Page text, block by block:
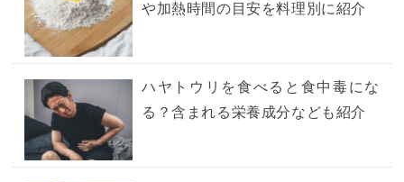
や加熱時間の目安を料理別に紹介
ハヤトウリを食べると食中毒にな
る？含まれる栄養成分なども紹介